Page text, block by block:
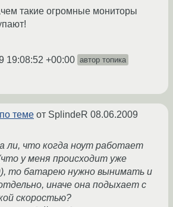
такие огромные мониторы
19:08:52 +00:00 автор топика
теме от SplindeR 08.06.2009
ли, что когда ноут работает
у меня происходит уже
то батарею нужно вынимать и
иначе она подыхает с
скоростью?